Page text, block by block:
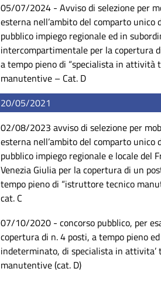
05/07/2024 - Avviso di selezione per
esterna nell’ambito del comparto unico
pubblico impiego regionale ed in
intercompartimentale per la copertura
a tempo pieno di “specialista in attività
manutentive – Cat. D
20/05/2021
02/08/2023 avviso di selezione per
esterna nell’ambito del comparto unico
pubblico impiego regionale e locale del
Venezia Giulia per la copertura di un
tempo pieno di “istruttore tecnico
cat. C
07/10/2020 - concorso pubblico, per
copertura di n. 4 posti, a tempo pieno ed
indeterminato, di specialista in attivita’
manutentive (cat. D)